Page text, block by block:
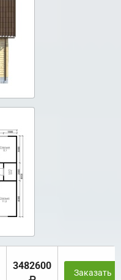
3482600
Заказать